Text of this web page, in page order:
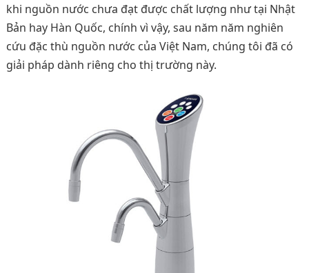
khi nguồn nước chưa đạt được chất lượng như tại Nhật
Bản hay Hàn Quốc, chính vì vậy, sau năm năm nghiên
cứu đặc thù nguồn nước của Việt Nam, chúng tôi đã có
giải pháp dành riêng cho thị trường này.